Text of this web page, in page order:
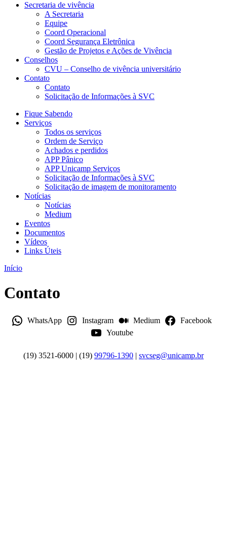
Secretaria de vivência
A Secretaria
Equipe
Coord Operacional
Coord Segurança Eletrônica
Gestão de Projetos e Ações de Vivência
Conselhos
CVU – Conselho de vivência universitário
Contato
Contato
Solicitação de Informações à SVC
Fique Sabendo
Serviços
Todos os serviços
Ordem de Serviço
Achados e perdidos
APP Pânico
APP Unicamp Serviços
Solicitação de Informações à SVC
Solicitação de imagem de monitoramento
Notícias
Notícias
Medium
Eventos
Documentos
Vídeos
Links Úteis
Início
Contato
WhatsApp Instagram Medium
Facebook
Youtube
(19) 3521-6000 | (19) 99796-1390 | svcseg@unicamp.br